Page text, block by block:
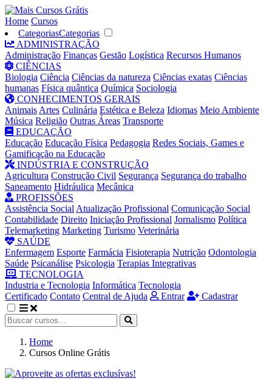
Home Cursos
CategoriasCategorias
ADMINISTRAÇÃO
Administração Finanças Gestão Logística Recursos Humanos
CIÊNCIAS
Biologia Ciência Ciências da natureza Ciências exatas Ciências
humanas Física quântica Química Sociologia
CONHECIMENTOS GERAIS
Animais Artes Culinária Estética e Beleza Idiomas Meio Ambiente
Música Religião Outras Áreas Transporte
EDUCAÇÃO
Educação Educação Física Pedagogia Redes Sociais, Games e
Gamificação na Educação
INDÚSTRIA E CONSTRUÇÃO
Agricultura Construção Civil Segurança Segurança do trabalho
Saneamento Hidráulica Mecânica
PROFISSÕES
Assistência Social Atualização Profissional Comunicação Social
Contabilidade Direito Iniciação Profissional Jornalismo Política
Telemarketing Marketing Turismo Veterinária
SAÚDE
Enfermagem Esporte Farmácia Fisioterapia Nutrição Odontologia
Saúde Psicanálise Psicologia Terapias Integrativas
TECNOLOGIA
Industria e Tecnologia Informática Tecnologia
Certificado Contato Central de Ajuda Entrar Cadastrar
Home
Cursos Online Grátis